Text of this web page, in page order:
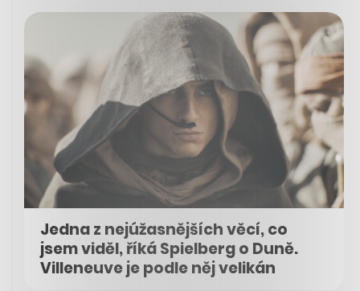
Jedna z nejúžasnějších věcí, co
jsem viděl, říká Spielberg o Duně.
Villeneuve je podle něj velikán